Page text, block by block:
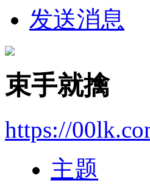
发送消息
束手就擒
https://
主题